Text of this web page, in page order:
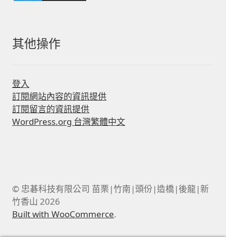
其他操作
登入
訂閱網站內容的資訊提供
訂閱留言的資訊提供
WordPress.org 台灣繁體中文
© 忠碁科技有限公司 苗栗|竹南|頭份|造橋|後龍|新
竹香山 2026
Built with WooCommerce.